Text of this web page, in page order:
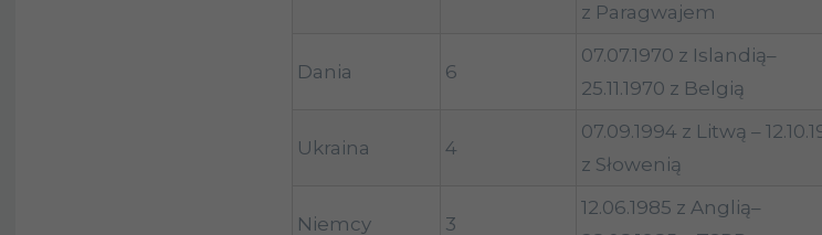
z Paragwajem
Dania 6
07.07.1970 z Islandią–
25.11.1970 z Belgią
Ukraina 4
07.09.1994 z Litwą –
z Słowenią
Niemcy 3
12.06.1985 z Anglią–